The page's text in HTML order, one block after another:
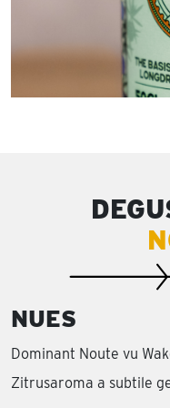
NUES
Dominant Noute vu
Zitrusaroma a subtile